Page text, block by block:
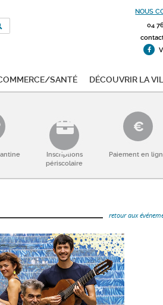
NOUS
04
Santé Découvrir la
Inscriptions
périscolaire
Paiement en
retour aux